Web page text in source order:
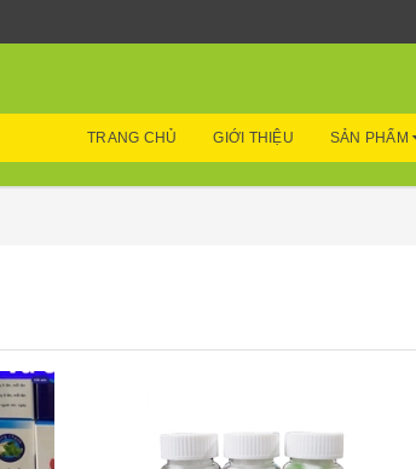
TRANG CHỦ GIỚI THIỆU SẢN PHẨM